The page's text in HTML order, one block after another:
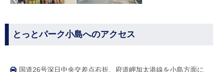
とっとパーク小島へのアクセス
国道26号深日中央交差点右折、府道岬加太港線を小島方面に